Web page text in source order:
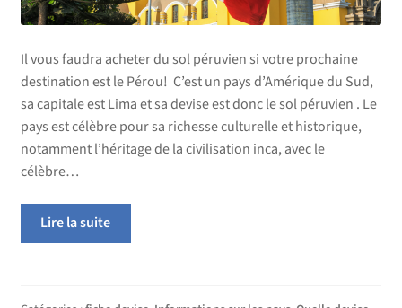
Il vous faudra acheter du sol péruvien si votre prochaine
destination est le Pérou! C’est un pays d’Amérique du Sud,
sa capitale est Lima et sa devise est donc le sol péruvien . Le
pays est célèbre pour sa richesse culturelle et historique,
notamment l’héritage de la civilisation inca, avec le
célèbre…
Lire la suite